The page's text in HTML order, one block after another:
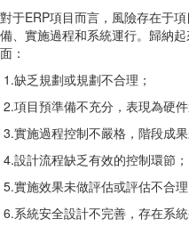
對于ERP項目而言，風險存在于
備、實施過程和系統運行。歸納
面：
1.缺乏規劃或規劃不合理；
2.項目預準備不充分，表現為硬
3.實施過程控制不嚴格，階段成果
4.設計流程缺乏有效的控制環節；
5.實施效果未做評估或評估不合理
6.系統安全設計不完善，存在系